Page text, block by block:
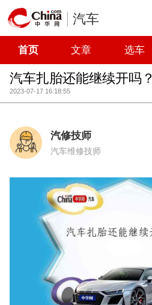
汽车
首页 文章 选车
汽车扎胎还能继续开吗？
2023-07-17 16:18:55
汽修技师
汽车维修技师